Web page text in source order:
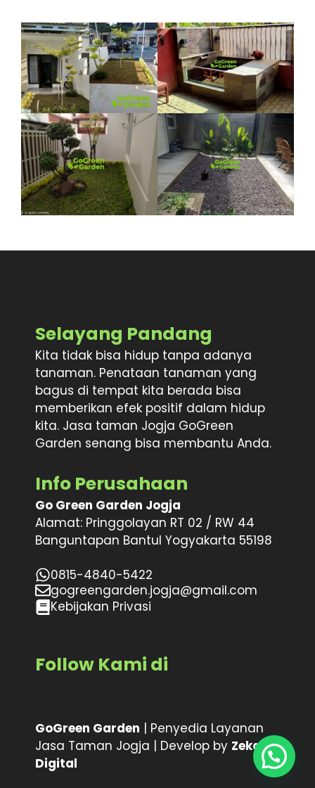
Selayang Pandang
Kita tidak bisa hidup tanpa adanya
tanaman. Penataan tanaman yang
bagus di tempat kita berada bisa
memberikan efek positif dalam hidup
kita. Jasa taman Jogja GoGreen
Garden senang bisa membantu Anda.
Info Perusahaan
Go Green Garden Jogja
Alamat: Pringgolayan RT 02 / RW 44
Banguntapan Bantul Yogyakarta 55198
0815-4840-5422
gogreengarden.jogja@gmail.com
Kebijakan Privasi
Follow Kami di
GoGreen Garden | Penyedia Layanan
Jasa Taman Jogja | Develop by Zeka
Digital